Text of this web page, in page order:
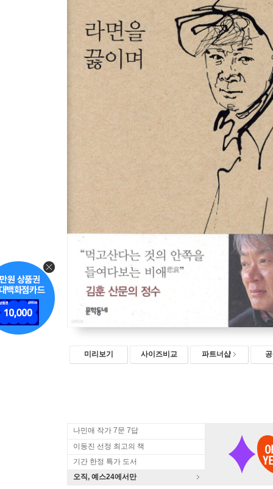
미리보기 사이즈비교 파트너샵
나민애 작가 7문 7답
이동진 선정 최고의 책
기간 한정 특가 도서
오직, 예스24에서만